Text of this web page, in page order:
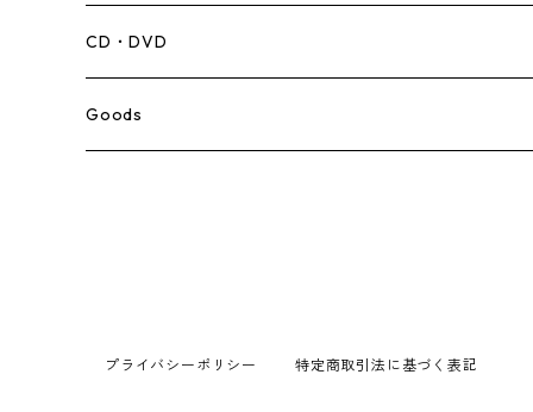
Mento,Calypso,Ballad
Ska
CD・DVD
Goods
プライバシーポリシー 特定商取引法に基づく表記